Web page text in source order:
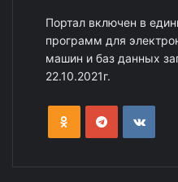
Портал включен в
программ для
машин и баз данных
22.10.2021г.